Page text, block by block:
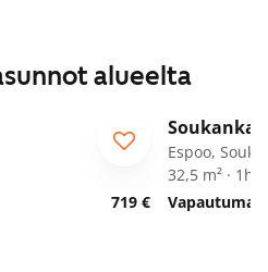
alueelta
719 €
Espoo,
32,5 m² ·